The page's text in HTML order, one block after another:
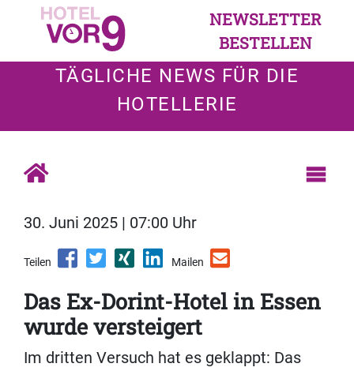
NEWSLETTER
BESTELLEN
TÄGLICHE NEWS FÜR DIE
HOTELLERIE
30. Juni 2025 | 07:00 Uhr
Teilen Mailen
Das Ex-Dorint-Hotel in Essen
wurde versteigert
Im dritten Versuch hat es geklappt: Das